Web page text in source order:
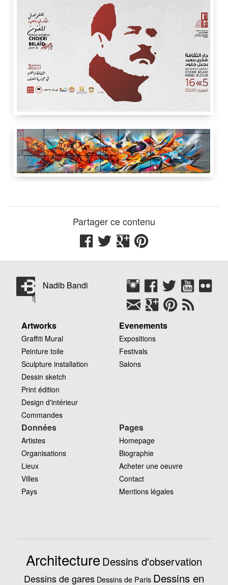
L7M Nadib Bandi Pest
Nadib Bandi
Romain Rolland
1 Rue Louise
Aglaé Crette
94400 Ivry-sur-Seine
Partager ce contenu
Nadib Bandi
Artworks
Graffiti Mural
Peinture toile
Sculpture installation
Dessin sketch
Print édition
Design d'intérieur
Commandes
Evenements
Expositions
Festivals
Salons
Données
Artistes
Organisations
Lieux
Villes
Pays
Pages
Homepage
Biographie
Acheter une oeuvre
Contact
Mentions légales
ArchitectureDessins d'observation
Dessins de gares Dessins de Paris Dessins en